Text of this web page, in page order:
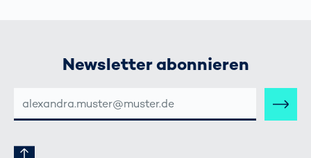
Newsletter abonnieren
MAIL-
ADRESSE